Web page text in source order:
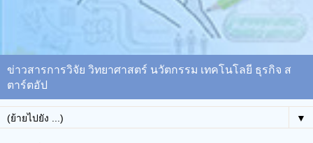
ข่าวสารการวิจัย วิทยาศาสตร์ นวัตกรรม เทคโนโลยี ธุรกิจ ส
ตาร์ตอัป
▼